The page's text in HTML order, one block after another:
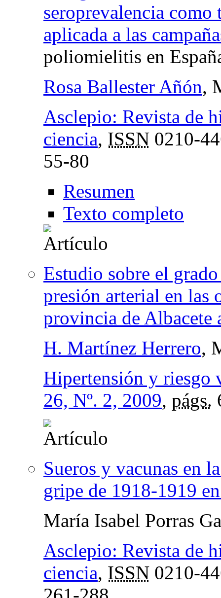
seroprevalencia
aplicada a las
poliomielitis en
Rosa Ballester Añón,
Asclepio: Revista de
ciencia, ISSN 0210-
55-80
Resumen
Texto completo
Estudio sobre el
presión arterial en las
provincia de Albacete
H. Martínez Herrero,
Hipertensión y riesgo
26, Nº. 2, 2009, págs.
Sueros y vacunas en
gripe de 1918-1919
María Isabel Porras
Asclepio: Revista de
ciencia, ISSN 0210-